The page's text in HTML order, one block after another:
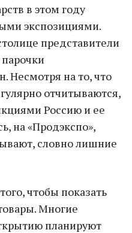
в этом году
экспозициями.
представители
Несмотря на то, что
отчитываются,
Россию и ее
на «Продэкспо»,
словно лишние
чтобы показать
Многие
планируют